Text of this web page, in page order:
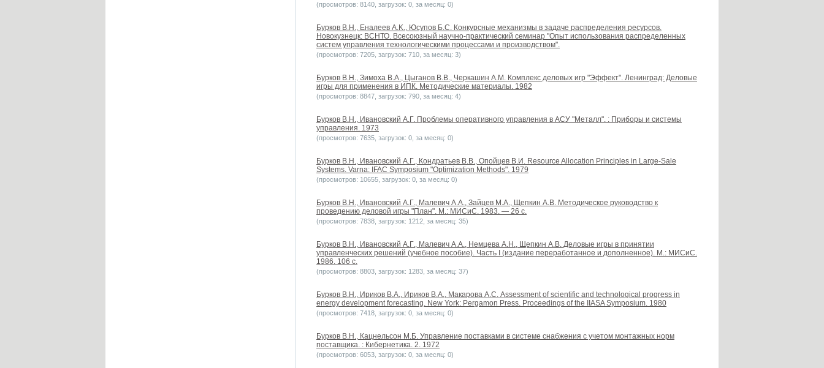
(просмотров: 8140, загрузок: 0, за месяц: 0)
Бурков B.H., Еналеев A.K., Юсупов Б.С. Конкурсные механизмы в задаче распределения ресурсов.
Новокузнецк: ВСНТО. Всесоюзный научно-практический семинар "Опыт использования распределенных
систем управления технологическими процессами и производством".
(просмотров: 7205, загрузок: 710, за месяц: 3)
Бурков B.H., Зимоха В.А., Цыганов В.В., Черкашин А.М. Комплекс деловых игр "Эффект". Ленинград: Деловые
игры для применения в ИПК. Методические материалы. 1982
(просмотров: 8847, загрузок: 790, за месяц: 4)
Бурков B.H., Ивановский А.Г. Проблемы оперативного управления в АСУ "Металл". : Приборы и системы
управления. 1973
(просмотров: 7635, загрузок: 0, за месяц: 0)
Бурков B.H., Ивановский А.Г., Кондратьев В.В., Опойцев В.И. Resource Allocation Principles in Large-Sale
Systems. Varna: IFAC Symposium "Optimization Methods". 1979
(просмотров: 10655, загрузок: 0, за месяц: 0)
Бурков B.H., Ивановский А.Г., Малевич А.А., Зайцев М.А., Щепкин А.В. Методическое руководство к
проведению деловой игры "План". М.: МИСиС. 1983. — 26 с.
(просмотров: 7838, загрузок: 1212, за месяц: 35)
Бурков B.H., Ивановский А.Г., Малевич А.А., Немцева А.Н., Щепкин А.В. Деловые игры в принятии
управленческих решений (учебное пособие). Часть I (издание переработанное и дополненное). М.: МИСиС.
1986. 106 с.
(просмотров: 8803, загрузок: 1283, за месяц: 37)
Бурков B.H., Ириков В.А., Ириков В.А., Макарова А.С. Assessment of scientific and technological progress in
energy development forecasting. New York: Pergamon Press. Proceedings of the IIASA Symposium. 1980
(просмотров: 7418, загрузок: 0, за месяц: 0)
Бурков B.H., Кацнельсон М.Б. Управление поставками в системе снабжения с учетом монтажных норм
поставщика. : Кибернетика. 2. 1972
(просмотров: 6053, загрузок: 0, за месяц: 0)